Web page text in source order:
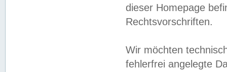
dieser Homepage
Rechtsvorschriften.
Wir möchten
fehlerfrei angelegte